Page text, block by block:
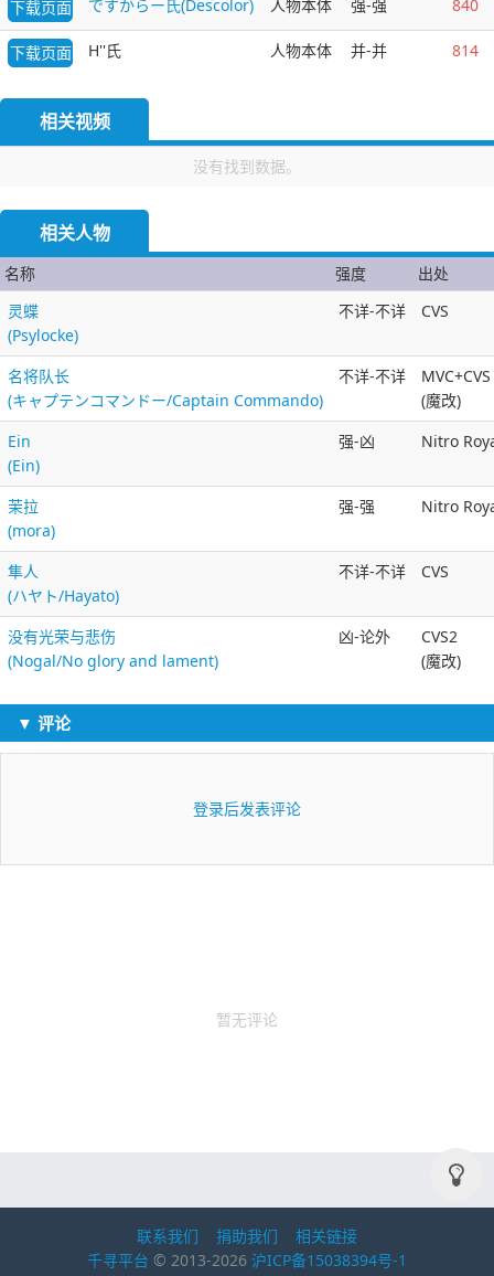
下载页面
ですからー氏(Descolor) 人物本体 强-强 840
下载页面 H''氏 人物本体 并-并 814
相关视频
没有找到数据。
相关人物
名称 强度
出处
灵蝶
(Psylocke)
不详-不详 CVS
名将队长
(キャプテンコマンドー/Captain Commando)
不详-不详
MVC+CVS
(魔改)
Ein
(Ein)
强-凶 Nitro
茉拉
(mora)
强-强 Nitro
隼人
(ハヤト/Hayato)
不详-不详 CVS
没有光荣与悲伤
(Nogal/No glory and lament)
凶-论外
CVS2
(魔改)
▼ 评论
登录后发表评论
暂无评论
联系我们 捐助我们
相关链接
千寻平台 © 2013-2026 沪ICP备15038394号-1